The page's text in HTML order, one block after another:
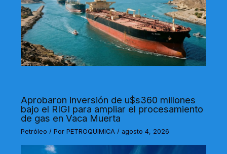
Aprobaron inversión de u$s360 millones
bajo el RIGI para ampliar el procesamiento
de gas en Vaca Muerta
Petróleo / PorPETROQUIMICA/ agosto 4, 2026